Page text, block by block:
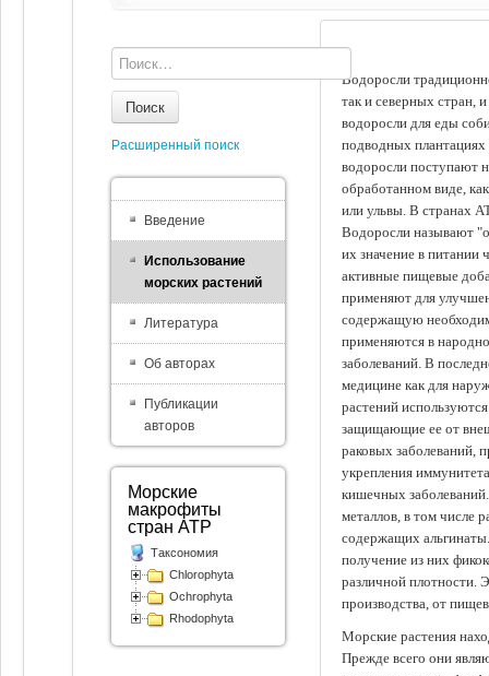
Водоросли
так и северных стран,
водоросли для еды
подводных
водоросли поступают
обработанном виде,
или ульвы. В странах
Водоросли называют
их значение в питании
активные пищевые
применяют для
содержащую
применяются в
заболеваний. В
медицине как для
растений
защищающие ее от
раковых заболеваний,
укрепления
кишечных
металлов, в том числе
содержащих
получение из них
различной плотности.
производства, от
Морские растения
Прежде всего они
Поиск
Расширенный поиск
Введение
Использование
морских растений
Литература
Об авторах
Публикации
авторов
Морские
макрофиты
стран АТР
Таксономия
Chlorophyta
Ochrophyta
Rhodophyta